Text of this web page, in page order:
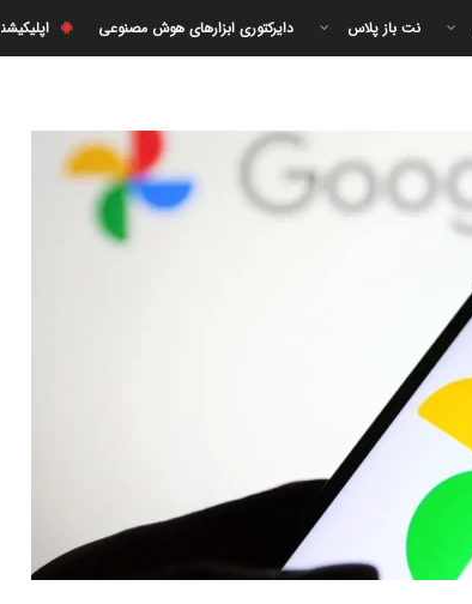
نت باز پلاس دایرکتوری ابزارهای هوش مصنوعی اپلیکیشن